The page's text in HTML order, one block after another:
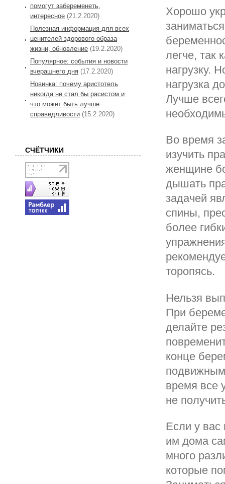
Хорошо
легче, так
нагрузку.
нагрузка
Лучше
Во время
изучить
женщине
дышать
задачей
спины,
более
торопясь.
Нельзя
При
делайте
конце
время все
не
Если у вас
им дома
много
которые
помогут забеременеть,
интересное (21.2.2020)
Полезная информация для всех
ценителей здорового образа
жизни, обновление (19.2.2020)
Популярное: события и новости
вчерашнего дня (17.2.2020)
Новинка: почему аристотель
никогда не стал бы расистом и
что может быть лучше
справедливости (15.2.2020)
СЧЁТЧИКИ